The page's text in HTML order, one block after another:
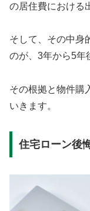
の居住費における
そして、その中身
のが、3年から5年
その根拠と物件購
いきます。
住宅ローン後